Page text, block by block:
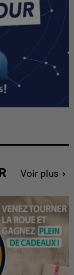
Voir plus